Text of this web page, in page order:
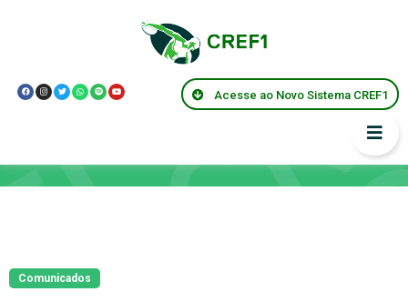
Acesse ao Novo Sistema CREF1
Comunicados